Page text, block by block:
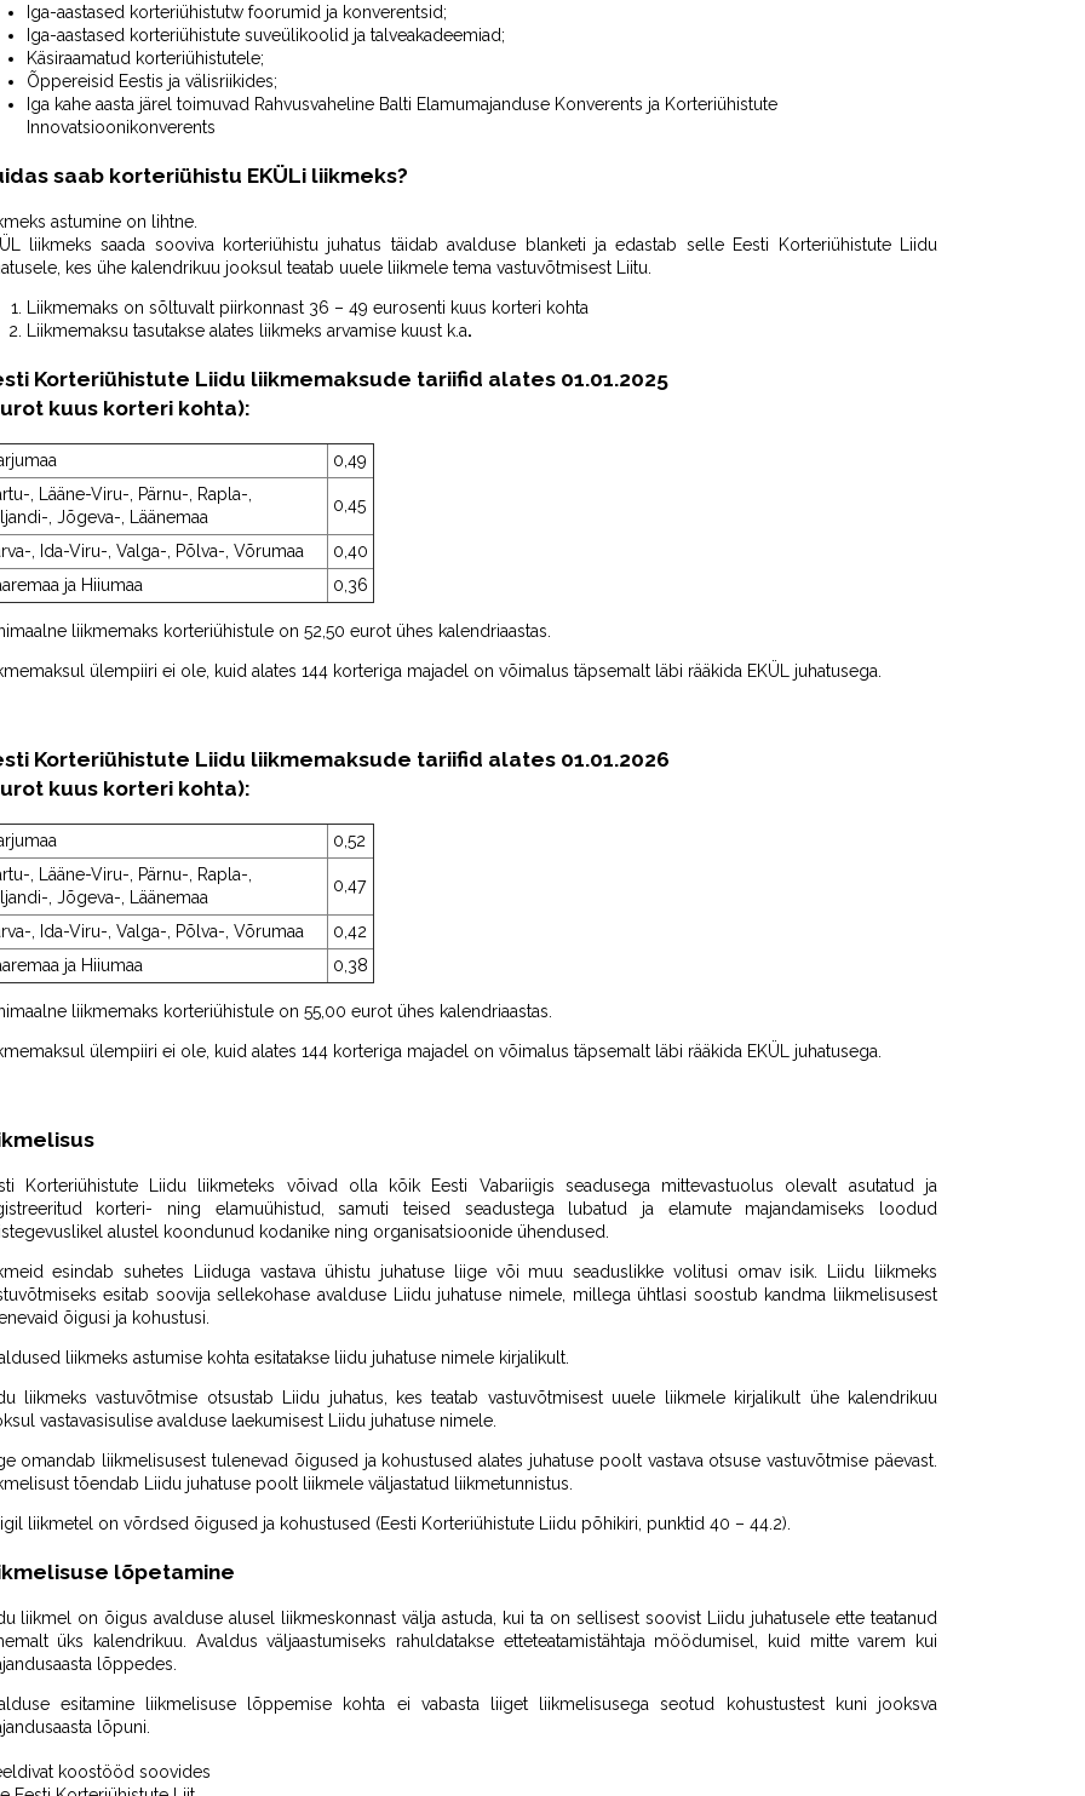
Iga-aastased korteriühistutw foorumid ja konverentsid;
Iga-aastased korteriühistute suveülikoolid ja talveakadeemiad;
Käsiraamatud korteriühistutele;
Õppereisid Eestis ja välisriikides;
Iga kahe aasta järel toimuvad Rahvusvaheline Balti Elamumajanduse Konverents ja Korteriühistute
Innovatsioonikonverents
saab korteriühistu EKÜLi liikmeks?
astumine on lihtne.
liikmeks saada sooviva korteriühistu juhatus täidab avalduse blanketi ja edastab selle Eesti Korteriühistute Liidu
kes ühe kalendrikuu jooksul teatab uuele liikmele tema vastuvõtmisest Liitu.
Liikmemaks on sõltuvalt piirkonnast 36 – 49 eurosenti kuus korteri kohta
Liikmemaksu tasutakse alates liikmeks arvamise kuust k.a.
Korteriühistute Liidu liikmemaksude tariifid alates 01.01.2025
kuus korteri kohta):
0,49
, Lääne-Viru-, Pärnu-, Rapla-,
, Jõgeva-, Läänemaa
0,45
, Ida-Viru-, Valga-, Põlva-, Võrumaa
0,40
ja Hiiumaa
0,36
liikmemaks korteriühistule on 52,50 eurot ühes kalendriaastas.
ülempiiri ei ole, kuid alates 144 korteriga majadel on võimalus täpsemalt läbi rääkida EKÜL juhatusega.
Korteriühistute Liidu liikmemaksude tariifid alates 01.01.2026
kuus korteri kohta):
0,52
, Lääne-Viru-, Pärnu-, Rapla-,
, Jõgeva-, Läänemaa
0,47
, Ida-Viru-, Valga-, Põlva-, Võrumaa
0,42
ja Hiiumaa
0,38
liikmemaks korteriühistule on 55,00 eurot ühes kalendriaastas.
ülempiiri ei ole, kuid alates 144 korteriga majadel on võimalus täpsemalt läbi rääkida EKÜL juhatusega.
Korteriühistute Liidu liikmeteks võivad olla kõik Eesti Vabariigis seadusega mittevastuolus olevalt asutatud ja
korteri- ning elamuühistud, samuti teised seadustega lubatud ja elamute majandamiseks loodud
alustel koondunud kodanike ning organisatsioonide ühendused.
esindab suhetes Liiduga vastava ühistu juhatuse liige või muu seaduslikke volitusi omav isik. Liidu liikmeks
esitab soovija sellekohase avalduse Liidu juhatuse nimele, millega ühtlasi soostub kandma liikmelisusest
õigusi ja kohustusi.
liikmeks astumise kohta esitatakse liidu juhatuse nimele kirjalikult.
liikmeks vastuvõtmise otsustab Liidu juhatus, kes teatab vastuvõtmisest uuele liikmele kirjalikult ühe kalendrikuu
vastavasisulise avalduse laekumisest Liidu juhatuse nimele.
omandab liikmelisusest tulenevad õigused ja kohustused alates juhatuse poolt vastava otsuse vastuvõtmise päevast.
tõendab Liidu juhatuse poolt liikmele väljastatud liikmetunnistus.
liikmetel on võrdsed õigused ja kohustused (Eesti Korteriühistute Liidu põhikiri, punktid 40 – 44.2).
lõpetamine
liikmel on õigus avalduse alusel liikmeskonnast välja astuda, kui ta on sellisest soovist Liidu juhatusele ette teatanud
üks kalendrikuu. Avaldus väljaastumiseks rahuldatakse etteteatamistähtaja möödumisel, kuid mitte varem kui
lõppedes.
esitamine liikmelisuse lõppemise kohta ei vabasta liiget liikmelisusega seotud kohustustest kuni jooksva
lõpuni.
koostööd soovides